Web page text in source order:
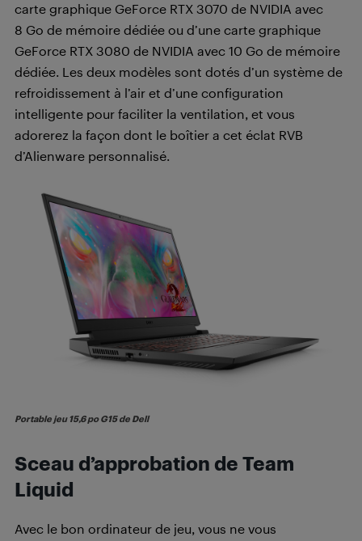
carte graphique GeForce RTX 3070 de NVIDIA avec
8 Go de mémoire dédiée ou d’une carte graphique
GeForce RTX 3080 de NVIDIA avec 10 Go de mémoire
dédiée. Les deux modèles sont dotés d’un système de
refroidissement à l’air et d’une configuration
intelligente pour faciliter la ventilation, et vous
adorerez la façon dont le boîtier a cet éclat RVB
d’Alienware personnalisé.
Portable jeu 15,6 po G15 de Dell
Sceau d’approbation de Team
Liquid
Avec le bon ordinateur de jeu, vous ne vous